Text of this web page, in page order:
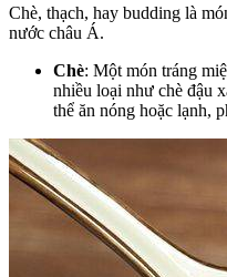
Chè, thạch, hay budding là
nước châu Á.
Chè: Một món tráng
nhiều loại như chè đậu
thể ăn nóng hoặc lạnh,